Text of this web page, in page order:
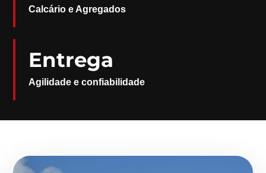
Calcário e Agregados
Entrega
Agilidade e confiabilidade